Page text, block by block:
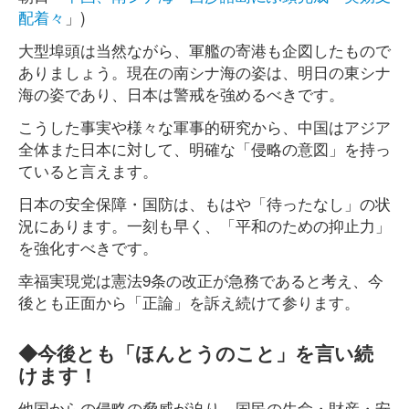
配着々 」)
大型埠頭は当然ながら、軍艦の寄港も企図したもので
ありましょう。現在の南シナ海の姿は、明日の東シナ
海の姿であり、日本は警戒を強めるべきです。
こうした事実や様々な軍事的研究から、中国はアジア
全体また日本に対して、明確な「侵略の意図」を持っ
ていると言えます。
日本の安全保障・国防は、もはや「待ったなし」の状
況にあります。一刻も早く、「平和のための抑止力」
を強化すべきです。
幸福実現党は憲法9条の改正が急務であると考え、今
後とも正面から「正論」を訴え続けて参ります。
◆今後とも「ほんとうのこと」を言い続
けます！